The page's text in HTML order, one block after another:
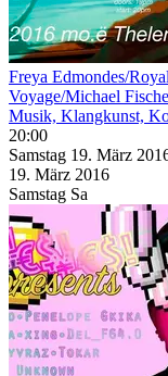
Freya Edmondes/
Voyage/Michael
Musik, Klangkunst,
20:00
Samstag 19. März
19. März 2016
Samstag Sa